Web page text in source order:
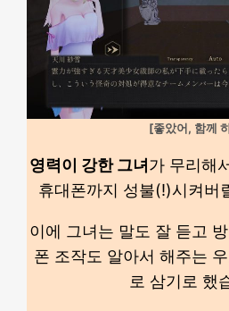
[좋았어, 함께
영력이 강한 그녀 가 무리해
휴대폰까지 성불(!)시켜버
이에 그녀는 말도 잘 듣고
폰 조작도 알아서 해주는
로 삼기로 했